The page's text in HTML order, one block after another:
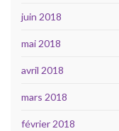
juin 2018
mai 2018
avril 2018
mars 2018
février 2018